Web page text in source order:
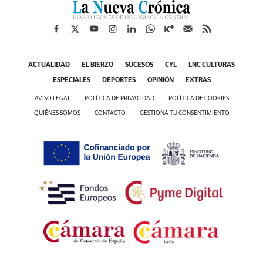
ACTUALIDAD EL BIERZO SUCESOS CYL LNC CULTURAS
ESPECIALES DEPORTES OPINIÓN EXTRAS
AVISO LEGAL POLÍTICA DE PRIVACIDAD POLÍTICA DE COOKIES
QUIÉNES SOMOS CONTACTO GESTIONA TU CONSENTIMIENTO